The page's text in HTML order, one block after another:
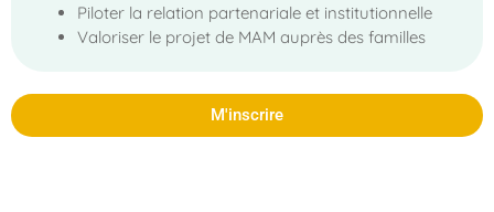
Piloter la relation partenariale et institutionnelle
Valoriser le projet de MAM auprès des familles
M'inscrire